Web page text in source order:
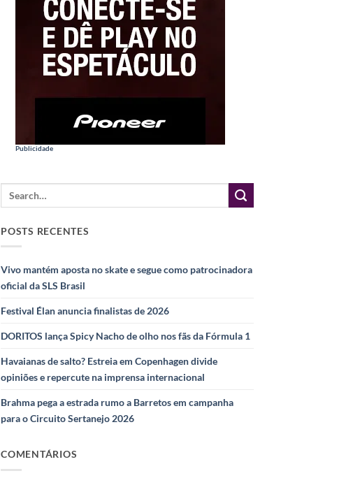
Publicidade
POSTS RECENTES
Vivo mantém aposta no skate e segue como patrocinadora
oficial da SLS Brasil
Festival Élan anuncia finalistas de 2026
DORITOS lança Spicy Nacho de olho nos fãs da Fórmula 1
Havaianas de salto? Estreia em Copenhagen divide
opiniões e repercute na imprensa internacional
Brahma pega a estrada rumo a Barretos em campanha
para o Circuito Sertanejo 2026
COMENTÁRIOS